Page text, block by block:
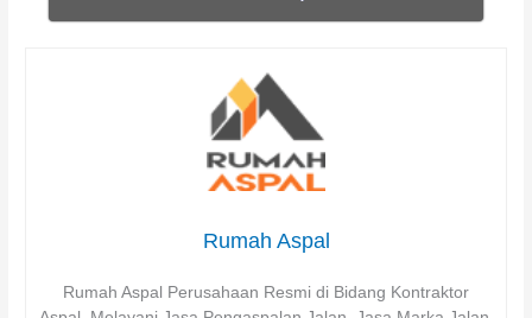
Rumah Aspal
Rumah Aspal Perusahaan Resmi di Bidang Kontraktor